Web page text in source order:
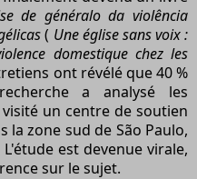
de généralo da violência
( Une église sans voix :
domestique chez les
ont révélé que 40 %
a analysé les
un centre de soutien
la zone sud de São Paulo,
est devenue virale,
sur le sujet.